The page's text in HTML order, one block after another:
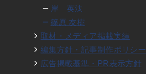
岸 英汰
篠原 友樹
取材・メディア掲載実績
編集方針・記事制作ポリシー
広告掲載基準・PR表示方針